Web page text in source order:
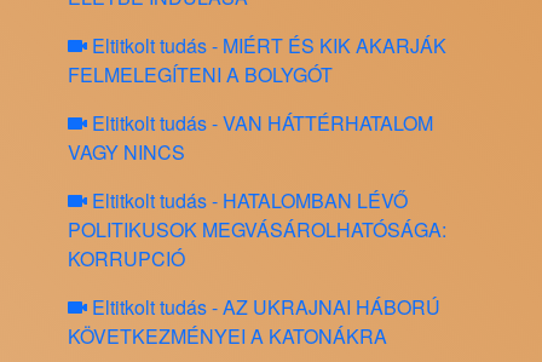
Eltitkolt tudás - MIÉRT ÉS KIK AKARJÁK
FELMELEGÍTENI A BOLYGÓT
Eltitkolt tudás - VAN HÁTTÉRHATALOM
VAGY NINCS
Eltitkolt tudás - HATALOMBAN LÉVŐ
POLITIKUSOK MEGVÁSÁROLHATÓSÁGA:
KORRUPCIÓ
Eltitkolt tudás - AZ UKRAJNAI HÁBORÚ
KÖVETKEZMÉNYEI A KATONÁKRA